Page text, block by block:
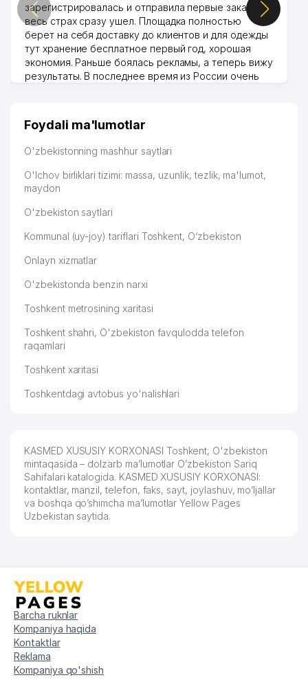
48 ACCORD GROUP MChJ 859 м
49 KOMILA-SERVIS MChJ 873 м
50 ESTIMED XUSUSIY KORXONASI 899 м
RAVSHAN-ZAR ShXJ
53 ARMA INJINIRING INVEST MChJ
54 SILK ROAD ADVENTURES MChJ 915 м
55
ELChINONASI
56 YANGI ASR AVLODI MChJ
57 YODGORLIK-BOYLIK ShK
60 IDEA MEBEL XUSUSIY KORXONASI
UMUMIY O'RTA TA'LIM MAKTABI
64 BRINGO MChJ 996 м
зарегистрировалась и отправила первые заказы,
весь страх сразу ушел. Площадка полностью
берет на себя доставку до клиентов и для одежды
тут хранение бесплатное первый год, хорошая
экономия. Раньше боялась рекламы, а теперь вижу
результаты. В последнее время из России очень
дальше развиваюсь потихоньку😊
Hamida 03.08.2026 12:45:39
Foydali ma'lumotlar
O'zbekistonning mashhur saytlari
O'lchov birliklari tizimi: massa, uzunlik, tezlik, ma'lumot,
maydon
O'zbekiston saytlari
Kommunal (uy-joy) tariflari Toshkent, O‘zbekiston
Onlayn xizmatlar
O'zbekistonda benzin narxi
Toshkent metrosining xaritasi
Toshkent shahri, O'zbekiston favqulodda telefon
raqamlari
Toshkent xaritasi
Toshkentdagi avtobus yo'nalishlari
KASMED XUSUSIY KORXONASI Toshkent, O'zbekiston
mintaqasida – dolzarb ma’lumotlar O’zbekiston Sariq
Sahifalari katalogida. KASMED XUSUSIY KORXONASI:
kontaktlar, manzil, telefon, faks, sayt, joylashuv, mo’ljallar
va boshqa qo’shimcha ma’lumotlar Yellow Pages
Uzbekistan saytida.
Barcha ruknlar
Kompaniya haqida
Kontaktlar
Reklama
Kompaniya qo'shish